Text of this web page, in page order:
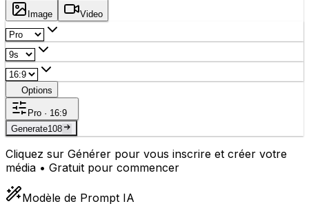
Image Video
Options
Pro · 16:9
Generate108
Cliquez sur Générer pour vous inscrire et créer votre
média • Gratuit pour commencer
Modèle de Prompt IA